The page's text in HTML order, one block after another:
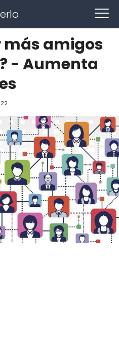
más amigos
- Aumenta